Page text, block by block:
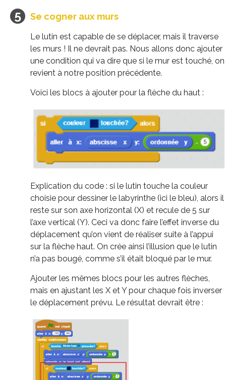
Se cogner aux murs
Le lutin est capable de se déplacer, mais il traverse
les murs ! Il ne devrait pas. Nous allons donc ajouter
une condition qui va dire que si le mur est touché, on
revient à notre position précédente.
Voici les blocs à ajouter pour la flèche du haut :
Explication du code : si le lutin touche la couleur
choisie pour dessiner le labyrinthe (ici le bleu), alors il
reste sur son axe horizontal (X) et recule de 5 sur
l’axe vertical (Y). Ceci va donc faire l’effet inverse du
déplacement qu’on vient de réaliser suite à l’appui
sur la flèche haut. On crée ainsi l’illusion que le lutin
n’a pas bougé, comme s’il était bloqué par le mur.
Ajouter les mêmes blocs pour les autres flèches,
mais en ajustant les X et Y pour chaque fois inverser
le déplacement prévu. Le résultat devrait être :